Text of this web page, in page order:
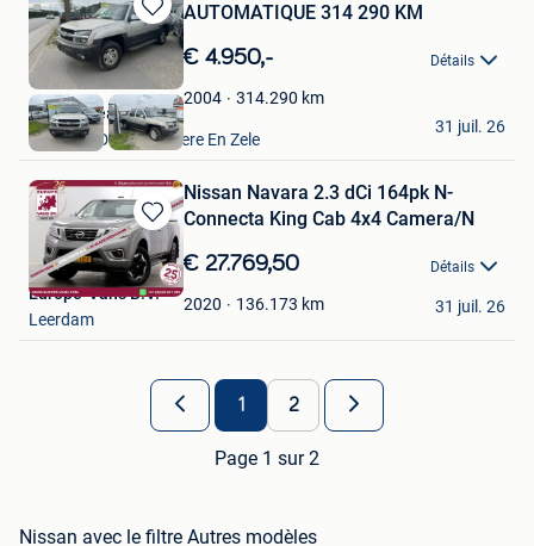
Sauvegarder
dans
Mes
Favoris
AUTOMATIQUE 314 290 KM
€ 4.950,- Détails
2004 314.290 km
Top Cardeals
Lokeren+Deel Overmere En Zele
31 juil. 26
Sauvegarder
dans
Mes
Favoris
Nissan Navara 2.3 dCi 164pk N-
Connecta King Cab 4x4 Camera/N
€ 27.769,50 Détails
2020 136.173 km
Europe-Vans B.V.
Leerdam
31 juil. 26
1 2
Page 1 sur 2
Nissan avec le filtre Autres modèles